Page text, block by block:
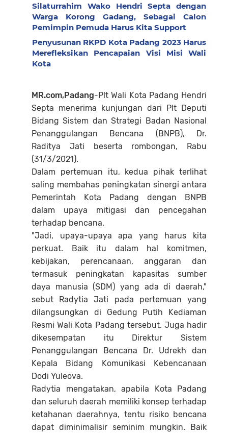
Silaturrahim Wako Hendri Septa dengan
Warga Korong Gadang, Sebagai Calon
Pemimpin Pemuda Harus Kita Support
Penyusunan RKPD Kota Padang 2023 Harus
Merefleksikan Pencapaian Visi Misi Wali
Kota
MR.com,Padang-Plt Wali Kota Padang Hendri
Septa menerima kunjungan dari Plt Deputi
Bidang Sistem dan Strategi Badan Nasional
Penanggulangan Bencana (BNPB), Dr.
Raditya Jati beserta rombongan, Rabu
(31/3/2021).
Dalam pertemuan itu, kedua pihak terlihat
saling membahas peningkatan sinergi antara
Pemerintah Kota Padang dengan BNPB
dalam upaya mitigasi dan pencegahan
terhadap bencana.
"Jadi, upaya-upaya apa yang harus kita
perkuat. Baik itu dalam hal komitmen,
kebijakan, perencanaan, anggaran dan
termasuk peningkatan kapasitas sumber
daya manusia (SDM) yang ada di daerah,"
sebut Radytia Jati pada pertemuan yang
dilangsungkan di Gedung Putih Kediaman
Resmi Wali Kota Padang tersebut. Juga hadir
dikesempatan itu Direktur Sistem
Penanggulangan Bencana Dr. Udrekh dan
Kepala Bidang Komunikasi Kebencanaan
Dodi Yuleova.
Radytia mengatakan, apabila Kota Padang
dan seluruh daerah memiliki konsep terhadap
ketahanan daerahnya, tentu risiko bencana
dapat diminimalisir seminim mungkin. Baik